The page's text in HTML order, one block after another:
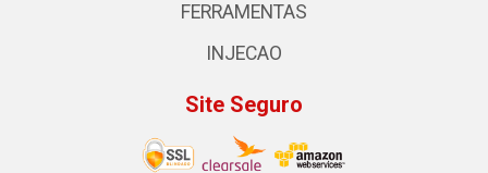
FERRAMENTAS
INJECAO
Site Seguro